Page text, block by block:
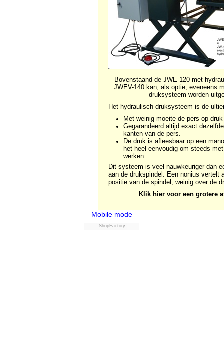
Bovenstaand de JWE-120 met
JWEV-140 kan, als optie, eveneens
druksysteem worden
Het hydraulisch druksysteem is de
Met weinig moeite de pers op
Gegarandeerd altijd exact
kanten van de pers.
De druk is afleesbaar op een
het heel eenvoudig om steeds
werken.
Dit systeem is veel nauwkeuriger dan
aan de drukspindel. Een nonius vertelt
positie van de spindel, weinig over de
Klik hier voor een grotere
Mobile mode
ShopFactory